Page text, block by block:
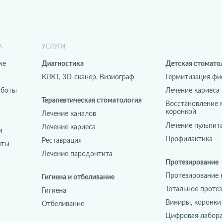
Реставрация
Лечение пародонтита
Лечение кариеса
Лечение каналов
Терапевтическая стоматология
Отбеливание
Гигиена
Гигиена и отбеливание
КЛКТ, 3D-сканер, Визиограф
Диагностика
УСЛУГИ
Восстановление
коронкой
Лечение
Профилактика
Лечение кариеса
Гермитизация
Детская
Тотальное
Виниры, коронки
Цифровая
Протезирование